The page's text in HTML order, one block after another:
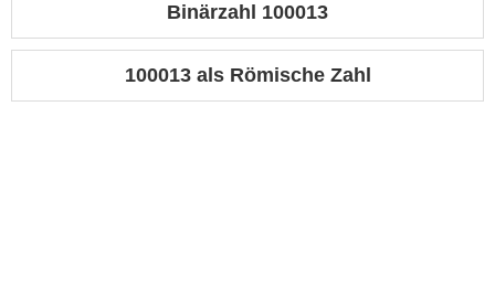
Binärzahl 100013
100013 als Römische Zahl